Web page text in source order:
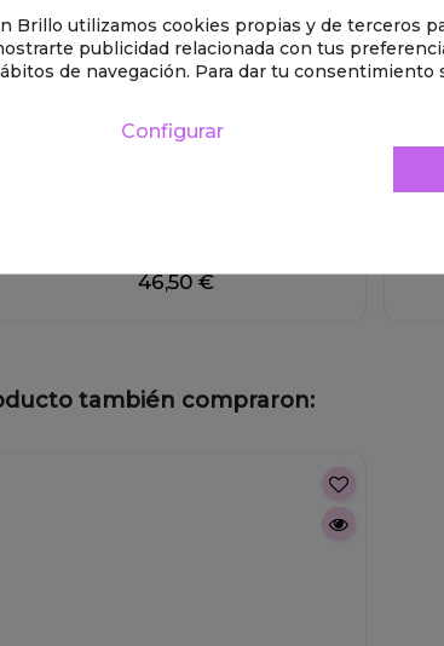
46,50 €
también compraron:
Brillo utilizamos cookies propias y de terceros
publicidad relacionada con tus
de navegación. Para dar tu
Configurar